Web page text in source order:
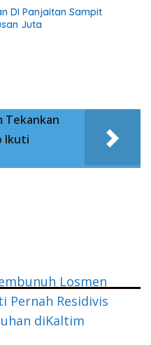
DI Panjaitan Sampit
Juta
Tekankan
Ikuti
Losmen
Pernah Residivis
diKaltim